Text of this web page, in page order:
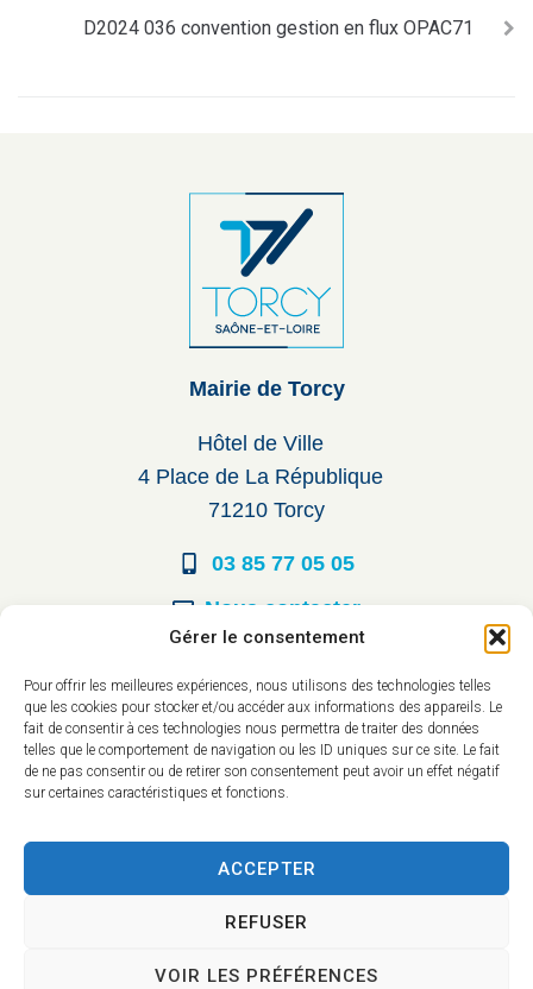
Gérer le consentement
Pour offrir les meilleures expériences, nous utilisons des technologies telles
que les cookies pour stocker et/ou accéder aux informations des appareils. Le
fait de consentir à ces technologies nous permettra de traiter des données
telles que le comportement de navigation ou les ID uniques sur ce site. Le fait
de ne pas consentir ou de retirer son consentement peut avoir un effet négatif
sur certaines caractéristiques et fonctions.
ACCEPTER
REFUSER
VOIR LES PRÉFÉRENCES
D2024 036 convention gestion en flux OPAC71
Mairie de Torcy
Hôtel de Ville
4 Place de La République
71210 Torcy
03 85 77 05 05
Nous contacter
Du lundi au vendredi :
8h30 à 12h00